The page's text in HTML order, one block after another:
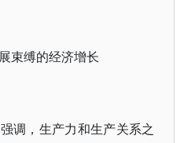
束缚的经济增长
调，生产力和生产关系之